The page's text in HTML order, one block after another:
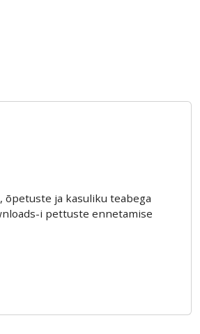
õpetuste ja kasuliku teabega
i pettuste ennetamise